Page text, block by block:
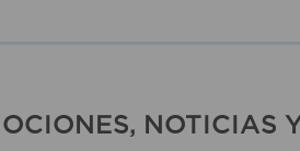
NOTICIAS